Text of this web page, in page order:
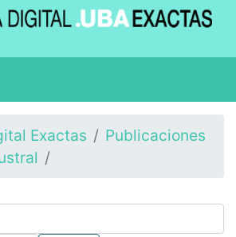
Exactas
Publicaciones